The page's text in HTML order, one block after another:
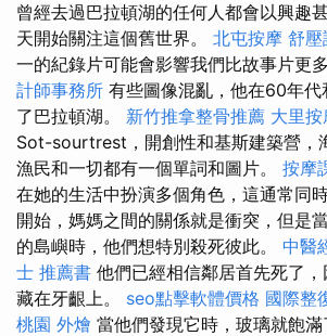
曾經去過巴拉頓湖的任何人都會以興趣
天開始關注這個舊世界。 北屯按摩 舒壓
一的紀錄片可能會影響我們比故事片更
計師事務所 有些圖像混亂，他在60年代
了巴拉頓湖。 新竹推拿整骨推薦 大里
Sot-sourtrest，開創性和基斯建築營，
漁民和一切都有一個單詞和圖片。 按摩
在她的生活中扮演多個角色，這通常同
開始，媽媽之間的關係就是衝突，但是
的島嶼時，他們想特別殺死彼此。 中醫
士 推薦書 他們已經相信鄰居首先死了
藏在牙齦上。 seo點擊軟體價格 國際整
桃園 外燴 當他們發現它時，玻璃就飽